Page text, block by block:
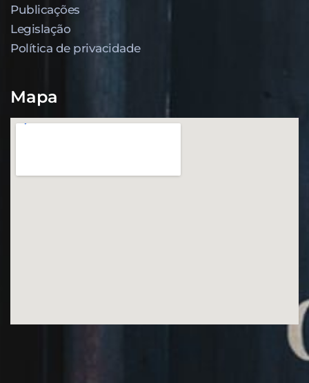
Publicações
Legislação
Política de privacidade
Mapa